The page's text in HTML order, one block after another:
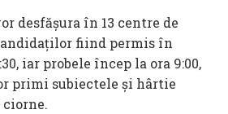
desfășura în 13 centre de
fiind permis în
iar probele încep la ora 9:00,
primi subiectele și hârtie